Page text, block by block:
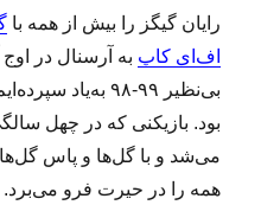
رایان گیگز را بیش از همه با
اف‌ای‌ کاپ به آرسنال در
بی‌نظیر ۹۹-۹۸
بود. بازیکنی که در چهل
می‌شد و با گل‌ها و پاس
همه را در حیرت فرو می‌برد.